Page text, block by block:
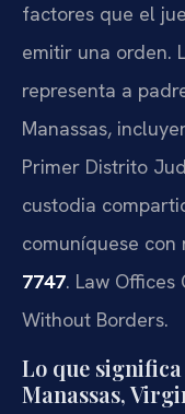
factores que el
emitir una orden.
representa a
Manassas,
Primer Distrito
custodia
comuníquese
7747. Law Offices
Without Borders.
Lo que
Manassas,